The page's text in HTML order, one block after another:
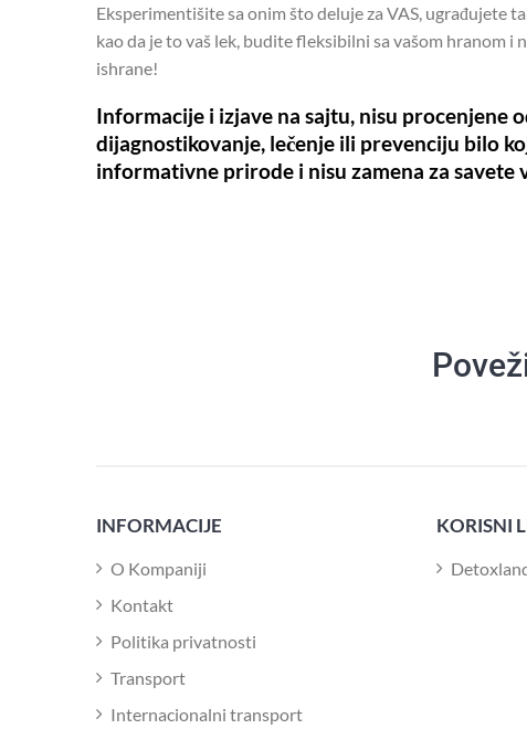
Eksperimentišite sa onim što deluje za VAS, ugrađujete
kao da je to vaš lek, budite fleksibilni sa vašom hranom
ishrane!
Informacije i izjave na sajtu, nisu procenjene
dijagnostikovanje, lečenje ili prevenciju bilo
informativne prirode i nisu zamena za savete
INFORMACIJE
O Kompaniji
Kontakt
Politika privatnosti
Transport
Internacionalni transport
KORISNI